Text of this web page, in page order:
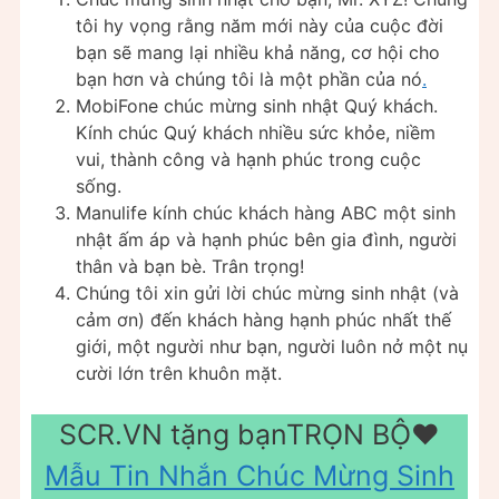
tôi hy vọng rằng năm mới này của cuộc đời
bạn sẽ mang lại nhiều khả năng, cơ hội cho
bạn hơn và chúng tôi là một phần của nó.
MobiFone chúc mừng sinh nhật Quý khách.
Kính chúc Quý khách nhiều sức khỏe, niềm
vui, thành công và hạnh phúc trong cuộc
sống.
Manulife kính chúc khách hàng ABC một sinh
nhật ấm áp và hạnh phúc bên gia đình, người
thân và bạn bè. Trân trọng!
Chúng tôi xin gửi lời chúc mừng sinh nhật (và
cảm ơn) đến khách hàng hạnh phúc nhất thế
giới, một người như bạn, người luôn nở một nụ
cười lớn trên khuôn mặt.
SCR.VN tặng bạnTRỌN BỘ❤️️
Mẫu Tin Nhắn Chúc Mừng Sinh